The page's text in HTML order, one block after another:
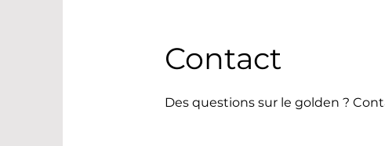
Contact
Des questions sur le golden ?